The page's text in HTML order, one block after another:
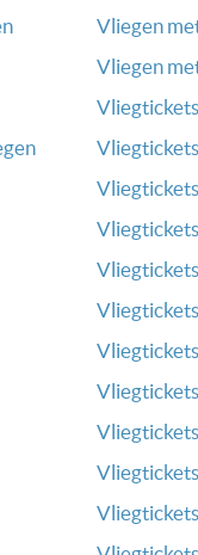
Vliegen
Vliegen